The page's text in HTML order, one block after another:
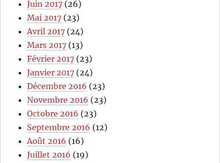
Juin 2017 (26)
Mai 2017 (23)
Avril 2017 (24)
Mars 2017 (13)
Février 2017 (23)
Janvier 2017 (24)
Décembre 2016 (23)
Novembre 2016 (23)
Octobre 2016 (23)
Septembre 2016 (12)
Août 2016 (16)
Juillet 2016 (19)